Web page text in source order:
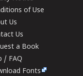
of Use
Us
Us
a Book
/ FAQ
Fonts